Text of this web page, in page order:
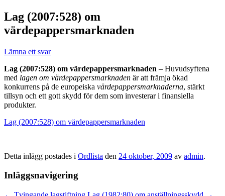
Lag (2007:528) om
värdepappersmarknaden
Lämna ett svar
Lag (2007:528) om värdepappersmarknaden – Huvudsyftena
med lagen om värdepappersmarknaden är att främja ökad
konkurrens på de europeiska värdepappersmarknaderna, stärkt
tillsyn och ett gott skydd för dem som investerar i finansiella
produkter.
Lag (2007:528) om värdepappersmarknaden
Detta inlägg postades i Ordlista den 24 oktober, 2009 av admin.
Inläggsnavigering